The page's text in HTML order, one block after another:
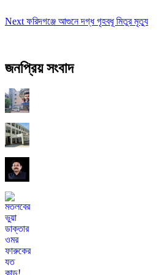
Next ফরিদগঞ্জে আগুনে দগ্ধ গৃহবধূ মিতুর মৃত্যু
জনপ্রিয় সংবাদ